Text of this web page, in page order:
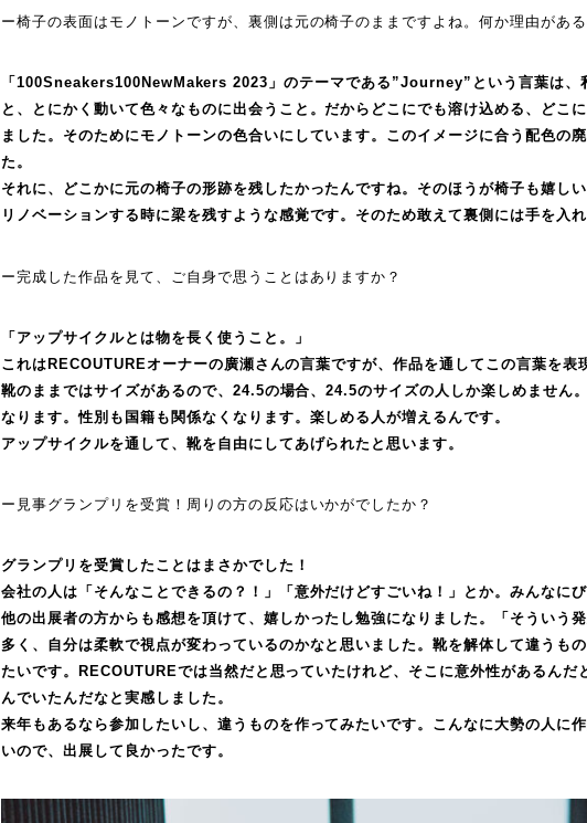
ー椅子の表面はモノトーンですが、裏側は元の椅子のままですよね。何か理由があ
「100Sneakers100NewMakers 2023」のテーマである”Journey”という言葉は、
と、とにかく動いて色々なものに出会うこと。だからどこにでも溶け込める、どこ
ました。そのためにモノトーンの色合いにしています。このイメージに合う配色の
た。
それに、どこかに元の椅子の形跡を残したかったんですね。そのほうが椅子も嬉し
リノベーションする時に梁を残すような感覚です。そのため敢えて裏側には手を入
ー完成した作品を見て、ご自身で思うことはありますか？
「アップサイクルとは物を長く使うこと。」
これはRECOUTUREオーナーの廣瀬さんの言葉ですが、作品を通してこの言葉を表
靴のままではサイズがあるので、24.5の場合、24.5のサイズの人しか楽しめません
なります。性別も国籍も関係なくなります。楽しめる人が増えるんです。
アップサイクルを通して、靴を自由にしてあげられたと思います。
ー見事グランプリを受賞！周りの方の反応はいかがでしたか？
グランプリを受賞したことはまさかでした！
会社の人は「そんなことできるの？！」「意外だけどすごいね！」とか。みんなにび
他の出展者の方からも感想を頂けて、嬉しかったし勉強になりました。「そういう
多く、自分は柔軟で視点が変わっているのかなと思いました。靴を解体して違うも
たいです。RECOUTUREでは当然だと思っていたけれど、そこに意外性があるんだ
んでいたんだなと実感しました。
来年もあるなら参加したいし、違うものを作ってみたいです。こんなに大勢の人に
いので、出展して良かったです。